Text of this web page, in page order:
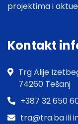
projektima i
Kontakt
Trg Alije
74260 Tešanj
+387 32 650
tra@tra.ba ili